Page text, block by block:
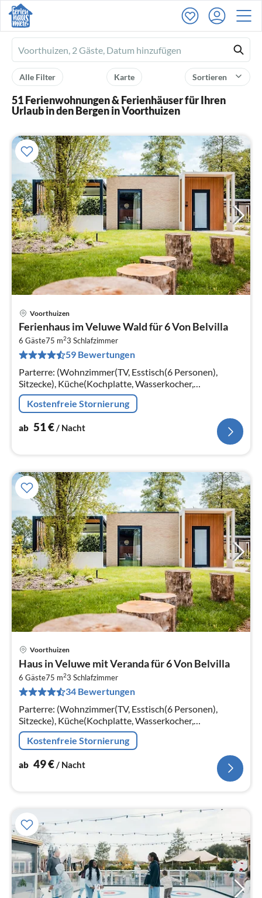
Ferienhausmiete
logo
Sortieren
Karte
Alle Filter
51 Ferienwohnungen & Ferienhäuser für Ihren
Urlaub in den Bergen in Voorthuizen
Voorthuizen
Ferienhaus im Veluwe Wald für 6 Von Belvilla
6 Gäste75 m23 Schlafzimmer
59 Bewertungen
Parterre: (Wohnzimmer(TV, Esstisch(6 Personen),
Sitzecke), Küche(Kochplatte, Wasserkocher,
Kaffeemaschine, Backofen, Mikrowelle, Spülmaschine,
Kühlschrank, Tiefkühlschrank, , )
Kostenfreie Stornierung
ab 51€/ Nacht
Voorthuizen
Haus in Veluwe mit Veranda für 6 Von Belvilla
6 Gäste75 m23 Schlafzimmer
34 Bewertungen
Parterre: (Wohnzimmer(TV, Esstisch(6 Personen),
Sitzecke), Küche(Kochplatte, Wasserkocher,
Kaffeemaschine, Backofen, Mikrowelle, Spülmaschine,
Kühlschrank, Tiefkühlschrank, , )
Kostenfreie Stornierung
ab 49€/ Nacht